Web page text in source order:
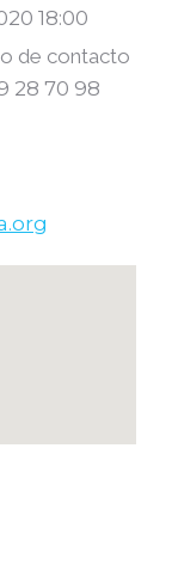
18:00
de contacto
28 70 98